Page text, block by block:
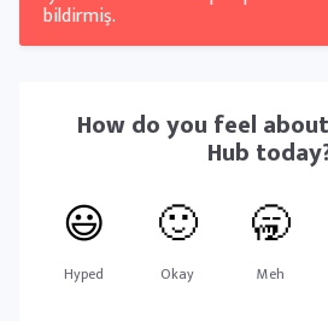
bildirmiş.
How do you feel about
Hub
😃
Hyped
🙂
Okay
🥱
Meh